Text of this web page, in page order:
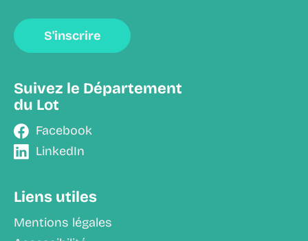
S'inscrire
Suivez le Département
du Lot
Facebook
LinkedIn
Liens utiles
Mentions légales